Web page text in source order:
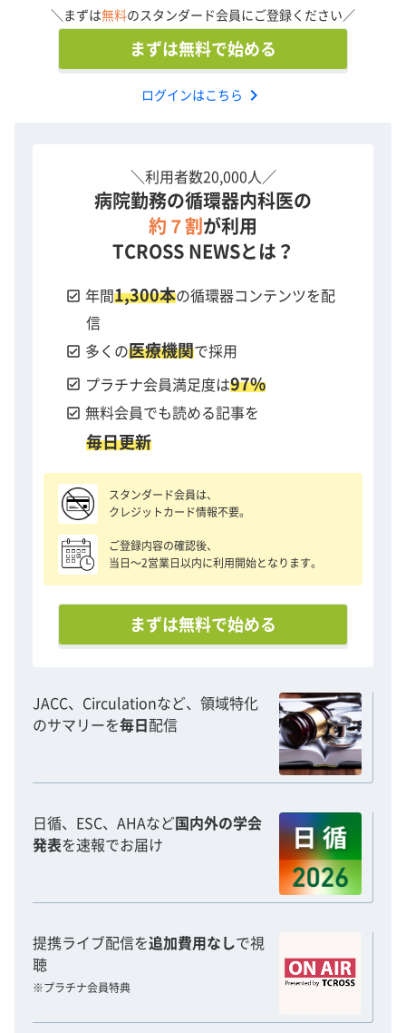
＼まずは無料のスタンダード会員にご登録ください／
まずは無料で始める
ログインはこちら chevron_right
＼利用者数20,000人／
病院勤務の循環器内科医の
約７割 が利用
TCROSS NEWSとは？
check_box 年間1,300本の循環器コンテンツを配
信
check_box 多くの医療機関で採用
check_box プラチナ会員満足度は97%
check_box 無料会員でも読める記事を
毎日更新
スタンダード会員は、
クレジットカード情報不要。
ご登録内容の確認後、
当日〜2営業日以内に利用開始となります。
まずは無料で始める
JACC、Circulationなど、領域特化
のサマリーを毎日 配信
日循、ESC、AHAなど国内外の学会
発表を速報でお届け
提携ライブ配信を追加費用なしで視
聴
※プラチナ会員特典